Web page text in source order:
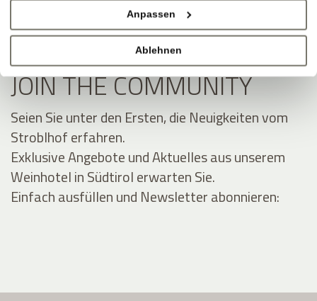
Anpassen
Ablehnen
JOIN THE COMMUNITY
Seien Sie unter den Ersten, die Neuigkeiten vom
Stroblhof erfahren.
Exklusive Angebote und Aktuelles aus unserem
Weinhotel in Südtirol erwarten Sie.
Einfach ausfüllen und Newsletter abonnieren: